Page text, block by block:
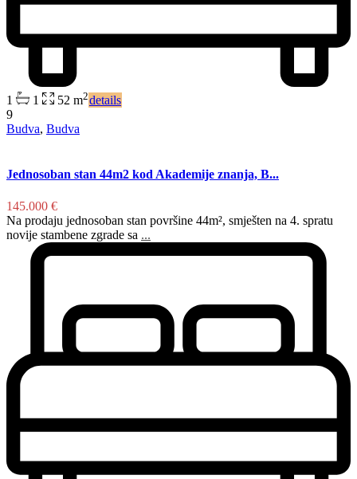
1 1 52 m2details
9
Budva, Budva
Jednosoban stan 44m2 kod Akademije znanja, B...
145.000 €
Na prodaju jednosoban stan površine 44m², smješten na 4. spratu
novije stambene zgrade sa ...